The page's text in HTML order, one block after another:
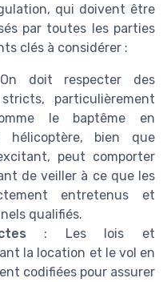
qui doivent être
par toutes les parties
clés à considérer :
doit respecter des
particulièrement
le baptême en
bien que
peut comporter
de veiller à ce que les
entretenus et
qualifiés.
: Les lois et
la location et le vol en
codifiées pour assurer